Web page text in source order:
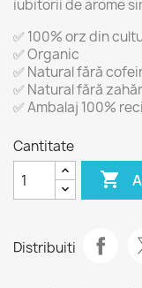
iubitorii de arome
✅ 100% orz din
✅ Organic
✅ Natural fără
✅ Natural fără zahăr
✅ Ambalaj 100%
Cantitate

Distribuiti